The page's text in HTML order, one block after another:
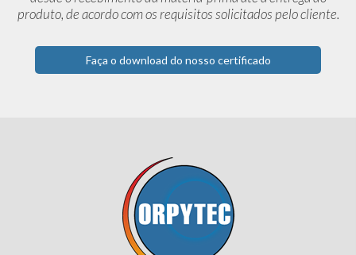
produto, de acordocom os requisitos solicitados pelo cliente.
Faça o download do nosso certificado